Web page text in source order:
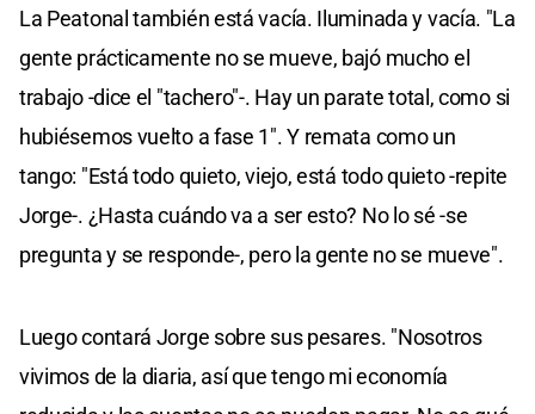
La Peatonal también está vacía. Iluminada y vacía. "La
gente prácticamente no se mueve, bajó mucho el
trabajo -dice el "tachero"-. Hay un parate total, como si
hubiésemos vuelto a fase 1". Y remata como un
tango: "Está todo quieto, viejo, está todo quieto -repite
Jorge-. ¿Hasta cuándo va a ser esto? No lo sé -se
pregunta y se responde-, pero la gente no se mueve".
Luego contará Jorge sobre sus pesares. "Nosotros
vivimos de la diaria, así que tengo mi economía